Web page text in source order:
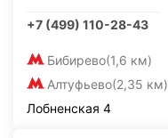
+7 (499) 110-28-43
Бибирево(1,6 км)
Алтуфьево(2,35 км)
Лобненская 4